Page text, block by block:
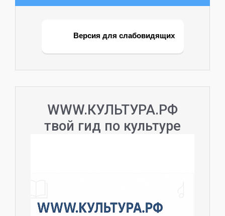
Версия для слабовидящих
WWW.КУЛЬТУРА.РФ
твой гид по культуре